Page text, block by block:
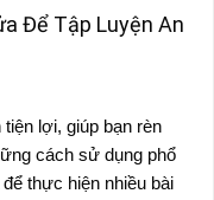
Để Tập Luyện An
lợi, giúp bạn rèn
cách sử dụng phổ
thực hiện nhiều bài